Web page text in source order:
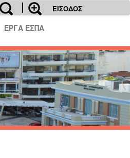
ΕΙΣΟΔΟΣ
ΕΡΓΑ ΕΣΠΑ